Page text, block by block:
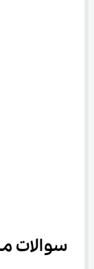
سوالات